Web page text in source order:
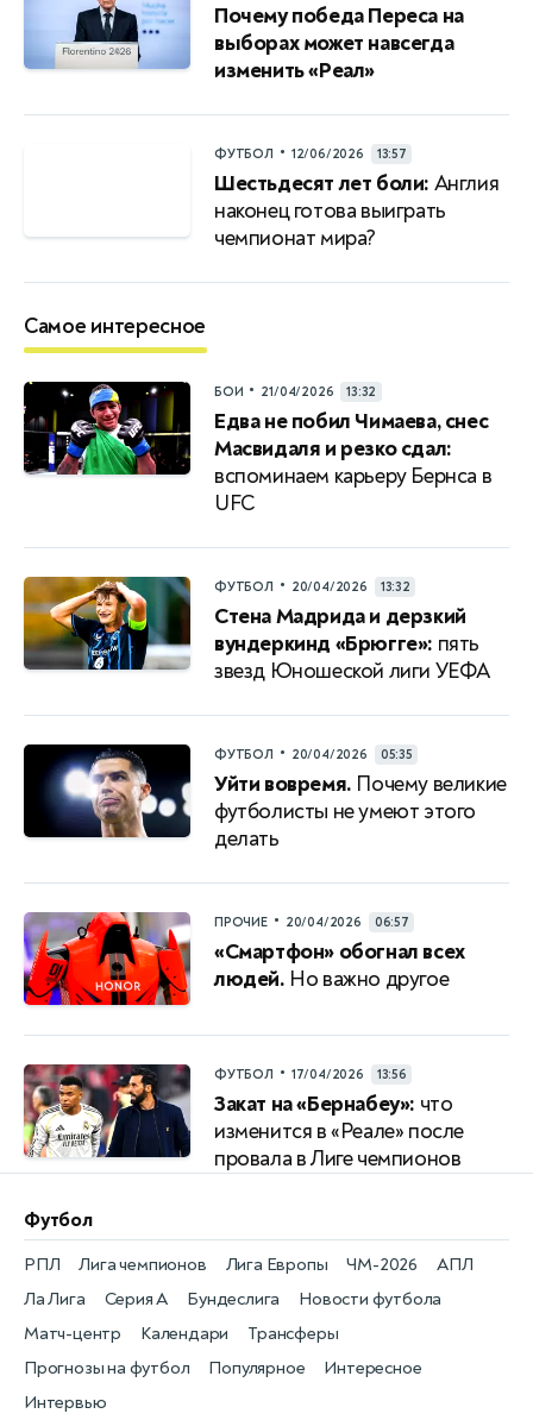
Почему победа Переса на
выборах может навсегда
изменить «Реал»
ФУТБОЛ • 12/06/2026 13:57
Шестьдесят лет боли: Англия
наконец готова выиграть
чемпионат мира?
Самое интересное
БОИ • 21/04/2026 13:32
Едва не побил Чимаева, снес
Масвидаля и резко сдал:
вспоминаем карьеру Бернса в
UFC
ФУТБОЛ • 20/04/2026 13:32
Стена Мадрида и дерзкий
вундеркинд «Брюгге»: пять
звезд Юношеской лиги УЕФА
ФУТБОЛ • 20/04/2026 05:35
Уйти вовремя. Почему великие
футболисты не умеют этого
делать
ПРОЧИЕ • 20/04/2026 06:57
«Смартфон» обогнал всех
людей. Но важно другое
ФУТБОЛ • 17/04/2026 13:56
Закат на «Бернабеу»: что
изменится в «Реале» после
провала в Лиге чемпионов
Футбол
Новости футбола
РПЛ
Матч-центр
Лига чемпионов
Календари
Лига Европы
Трансферы
ЧМ-2026
Прогнозы на футбол
АПЛ
Популярное
Ла Лига
Интересное
Серия А
Интервью
Бундеслига